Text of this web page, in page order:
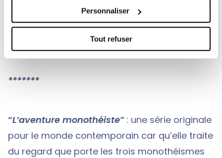
Personnaliser
Tout refuser
Geffré; Thomas Römer; Youssef Seddik ;
Abden-nour Bidar ; Malek Chabel; Amel Grami
*******
“L’aventure monothéiste”: une série originale
pour le monde contemporain car qu’elle traite
du regard que porte les trois monothéismes